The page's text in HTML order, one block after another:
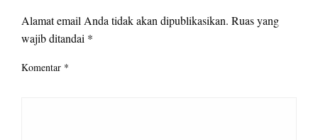
Alamat email Anda tidak akan dipublikasikan. Ruas yang
wajib ditandai *
Komentar *